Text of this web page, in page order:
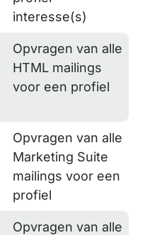
interesse(s)
Opvragen van alle
HTML mailings
voor een profiel
Opvragen van alle
Marketing Suite
mailings voor een
profiel
Opvragen van alle